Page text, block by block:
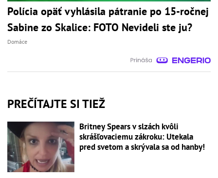
Polícia opäť vyhlásila pátranie po 15-ročnej
Sabine zo Skalice: FOTO Nevideli ste ju?
Domáce
PREČÍTAJTE SI TIEŽ
Britney Spears v slzách kvôli
skrášľovaciemu zákroku: Utekala
pred svetom a skrývala sa od hanby!